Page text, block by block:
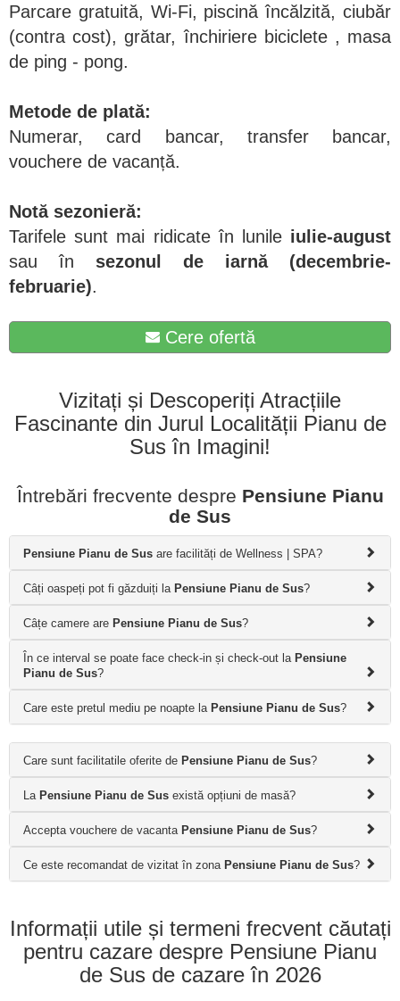
Parcare gratuită, Wi-Fi, piscină încălzită, ciubăr
(contra cost), grătar, închiriere biciclete , masa
de ping - pong.
Metode de plată:
Numerar, card bancar, transfer bancar,
vouchere de vacanță.
Notă sezonieră:
Tarifele sunt mai ridicate în lunile iulie-august
sau în sezonul de iarnă (decembrie-
februarie).
Cere ofertă
Vizitați și Descoperiți Atracțiile
Fascinante din Jurul Localității Pianu de
Sus în Imagini!
Întrebări frecvente despre Pensiune Pianu
de Sus
Pensiune Pianu de Sus are facilități de Wellness | SPA?
Câți oaspeți pot fi găzduiți la Pensiune Pianu de Sus?
Câțe camere are Pensiune Pianu de Sus?
În ce interval se poate face check-in și check-out la Pensiune
Pianu de Sus?
Care este pretul mediu pe noapte la Pensiune Pianu de Sus?
Care sunt facilitatile oferite de Pensiune Pianu de Sus?
La Pensiune Pianu de Sus există opțiuni de masă?
Accepta vouchere de vacanta Pensiune Pianu de Sus?
Ce este recomandat de vizitat în zona Pensiune Pianu de Sus?
Informații utile și termeni frecvent căutați
pentru cazare despre Pensiune Pianu
de Sus de cazare în 2026